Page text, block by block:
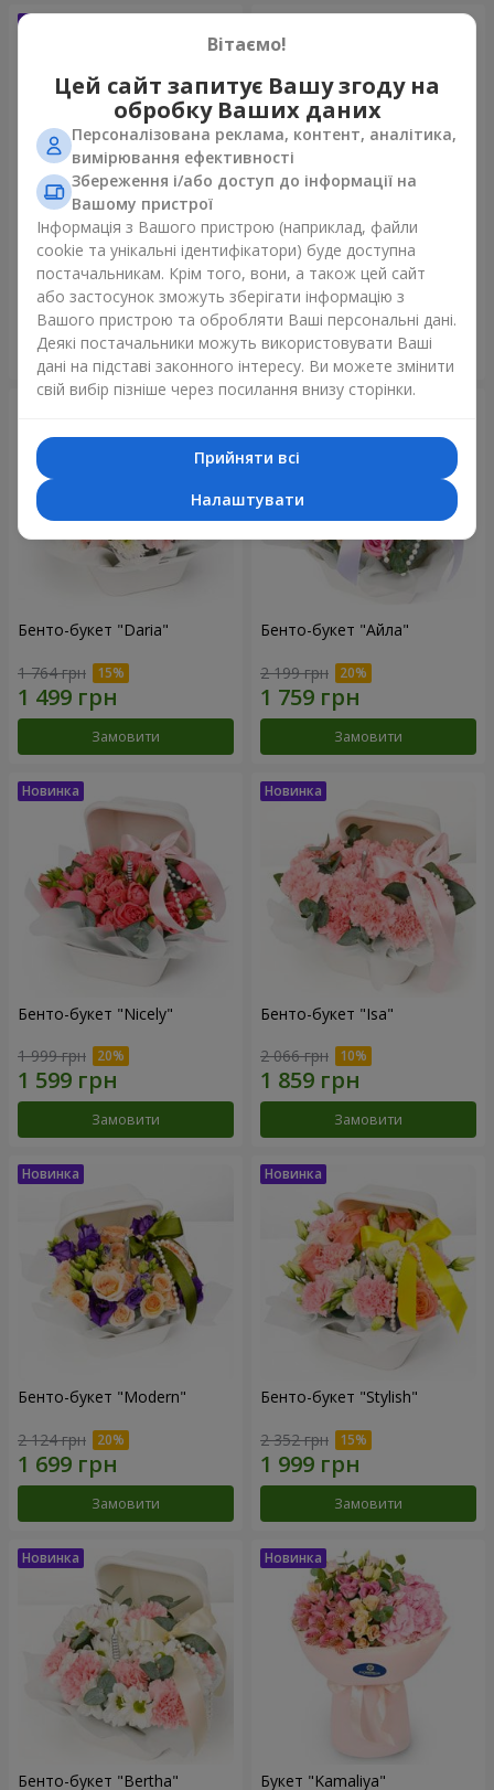
Букет "Шарм"
2 249 грн
Замовити
Букет "Ніжне серце"
3 545 грн
Замовити
Бенто-букет "Daria"
1 764 грн
Замовити
Бенто-букет "Айла"
2 199 грн
Замовити
Бенто-букет "Nicely"
1 999 грн
Замовити
Бенто-букет "Isa"
2 066 грн
Замовити
Бенто-букет "Modern"
2 124 грн
Замовити
Бенто-букет "Stylish"
2 352 грн
Замовити
Бенто-букет "Bertha" Букет "Kamaliya"
Вітаємо!
Цей сайт запитує Вашу згоду на
обробку Ваших даних
Персоналізована реклама, контент, аналітика,
вимірювання ефективності
Збереження і/або доступ до інформації на
Вашому пристрої
Інформація з Вашого пристрою (наприклад, файли
cookie та унікальні ідентифікатори) буде доступна
постачальникам. Крім того, вони, а також цей сайт
або застосунок зможуть зберігати інформацію з
Вашого пристрою та обробляти Ваші персональні дані.
Деякі постачальники можуть використовувати Ваші
дані на підставі законного інтересу. Ви можете змінити
свій вибір пізніше через посилання внизу сторінки.
Прийняти всі
Налаштувати